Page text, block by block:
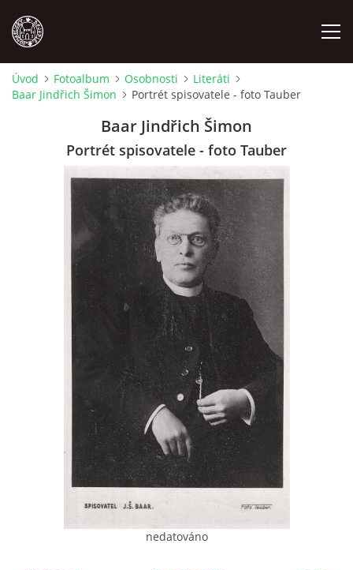
MÍSTOPIS
NÁRODOPIS
OSOBNOSTI
DŮL NA SLÍDU (NA KOLE)
Kontakt:
info@domdej.cz
--------------------------------------------------------------
Úvod Fotoalbum Osobnosti
Literáti
Baar Jindřich Šimon
Portrét spisovatele - foto Tauber
Baar Jindřich Šimon
Portrét spisovatele - foto Tauber
nedatováno